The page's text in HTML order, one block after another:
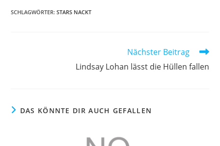
SCHLAGWÖRTER:STARS NACKT
Nächster Beitrag
Lindsay Lohan lässt die Hüllen fallen
DAS KÖNNTE DIR AUCH GEFALLEN